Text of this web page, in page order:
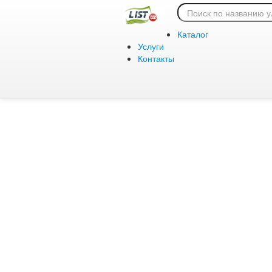
Каталог
Услуги
Контакты
Ошибка